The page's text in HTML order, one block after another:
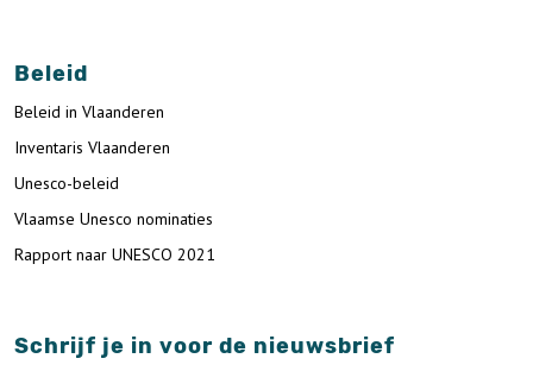
Beleid
Beleid in Vlaanderen
Inventaris Vlaanderen
Unesco-beleid
Vlaamse Unesco nominaties
Rapport naar UNESCO 2021
Schrijf je in voor de nieuwsbrief